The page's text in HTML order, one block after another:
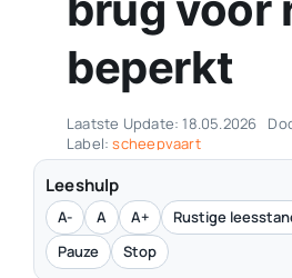
beperkt
Laatste Update: 18.05.2026
Label:scheepvaart
Leeshulp
A- A A+ Rustige
Pauze
Stop